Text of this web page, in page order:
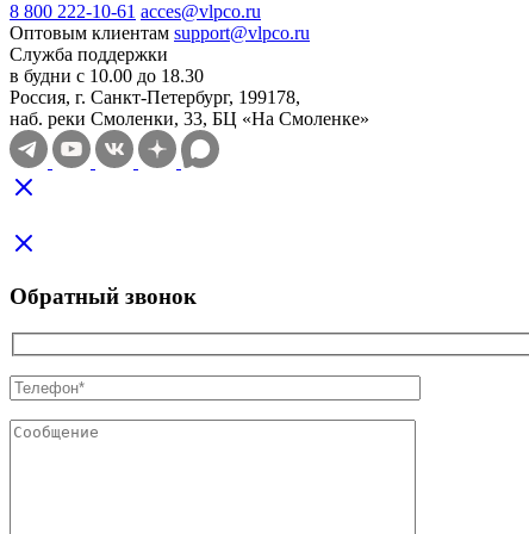
8 800 222-10-61 acces@vlpco.ru
Оптовым клиентам support@vlpco.ru
Служба поддержки
в будни с 10.00 до 18.30
Россия, г. Санкт-Петербург, 199178,
наб. реки Смоленки, 33, БЦ «На Смоленке»
Обратный звонок